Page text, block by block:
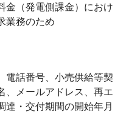
金（発電側課金）におけ
業務のため
電話番号、小売供給等契
、メールアドレス、再エ
達・交付期間の開始年月